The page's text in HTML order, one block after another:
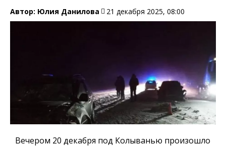
Автор: Юлия Данилова 21 декабря 2025, 08:00
Вечером 20 декабря под Колыванью произошло